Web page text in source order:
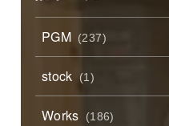
PGM (237)
stock (1)
Works (186)